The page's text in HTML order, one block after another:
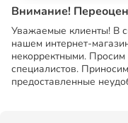
Внимание!
Уважаемые клиенты! В
нашем интернет-
некорректными.
специалистов.
предоставленные